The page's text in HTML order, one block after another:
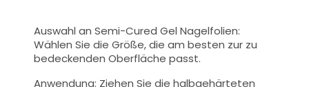
Auswahl an Semi-Cured Gel Nagelfolien:
Wählen Sie die Größe, die am besten zur zu
bedeckenden Oberfläche passt.
Anwendung: Ziehen Sie die halbgehärteten